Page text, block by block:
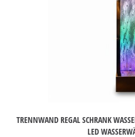
TRENNWAND REGAL SCHRANK
LED